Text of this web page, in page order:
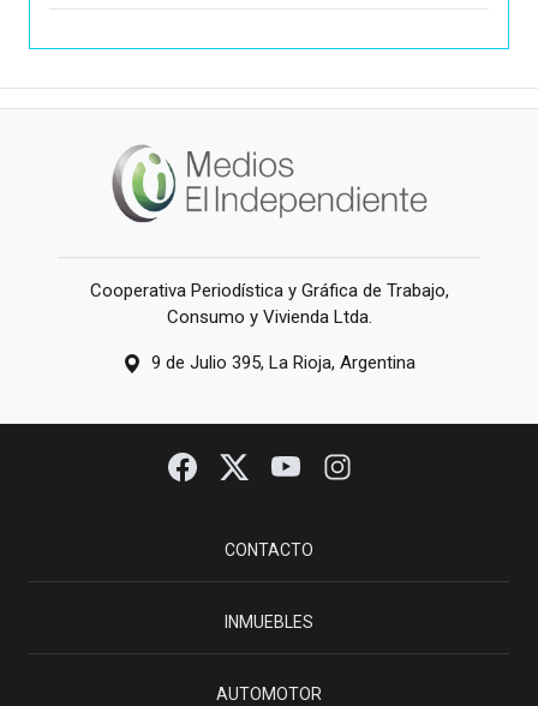
Cooperativa Periodística y Gráfica de Trabajo,
Consumo y Vivienda Ltda.
9 de Julio 395, La Rioja, Argentina
CONTACTO
INMUEBLES
AUTOMOTOR